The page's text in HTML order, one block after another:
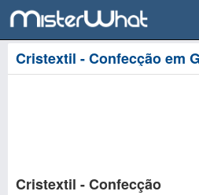
Cristextil - Confecção em
Cristextil - Confecção